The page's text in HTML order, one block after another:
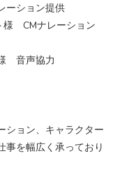
ーション提供
様 CMナレーション
音声協力
ション、キャラクター
事を幅広く承っており